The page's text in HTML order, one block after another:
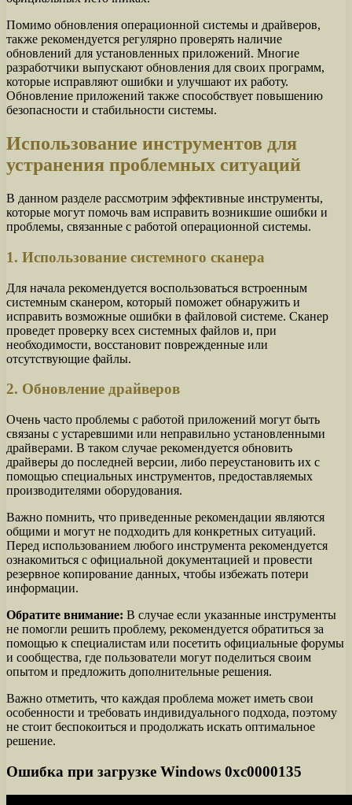
Помимо обновления операционной системы и драйверов,
также рекомендуется регулярно проверять наличие
обновлений для установленных приложений. Многие
разработчики выпускают обновления для своих программ,
которые исправляют ошибки и улучшают их работу.
Обновление приложений также способствует повышению
безопасности и стабильности системы.
Использование инструментов для
устранения проблемных ситуаций
В данном разделе рассмотрим эффективные инструменты,
которые могут помочь вам исправить возникшие ошибки и
проблемы, связанные с работой операционной системы.
1. Использование системного сканера
Для начала рекомендуется воспользоваться встроенным
системным сканером, который поможет обнаружить и
исправить возможные ошибки в файловой системе. Сканер
проведет проверку всех системных файлов и, при
необходимости, восстановит поврежденные или
отсутствующие файлы.
2. Обновление драйверов
Очень часто проблемы с работой приложений могут быть
связаны с устаревшими или неправильно установленными
драйверами. В таком случае рекомендуется обновить
драйверы до последней версии, либо переустановить их с
помощью специальных инструментов, предоставляемых
производителями оборудования.
Важно помнить, что приведенные рекомендации являются
общими и могут не подходить для конкретных ситуаций.
Перед использованием любого инструмента рекомендуется
ознакомиться с официальной документацией и провести
резервное копирование данных, чтобы избежать потери
информации.
Обратите внимание: В случае если указанные инструменты
не помогли решить проблему, рекомендуется обратиться за
помощью к специалистам или посетить официальные форумы
и сообщества, где пользователи могут поделиться своим
опытом и предложить дополнительные решения.
Важно отметить, что каждая проблема может иметь свои
особенности и требовать индивидуального подхода, поэтому
не стоит беспокоиться и продолжать искать оптимальное
решение.
Ошибка при загрузке Windows 0xc0000135